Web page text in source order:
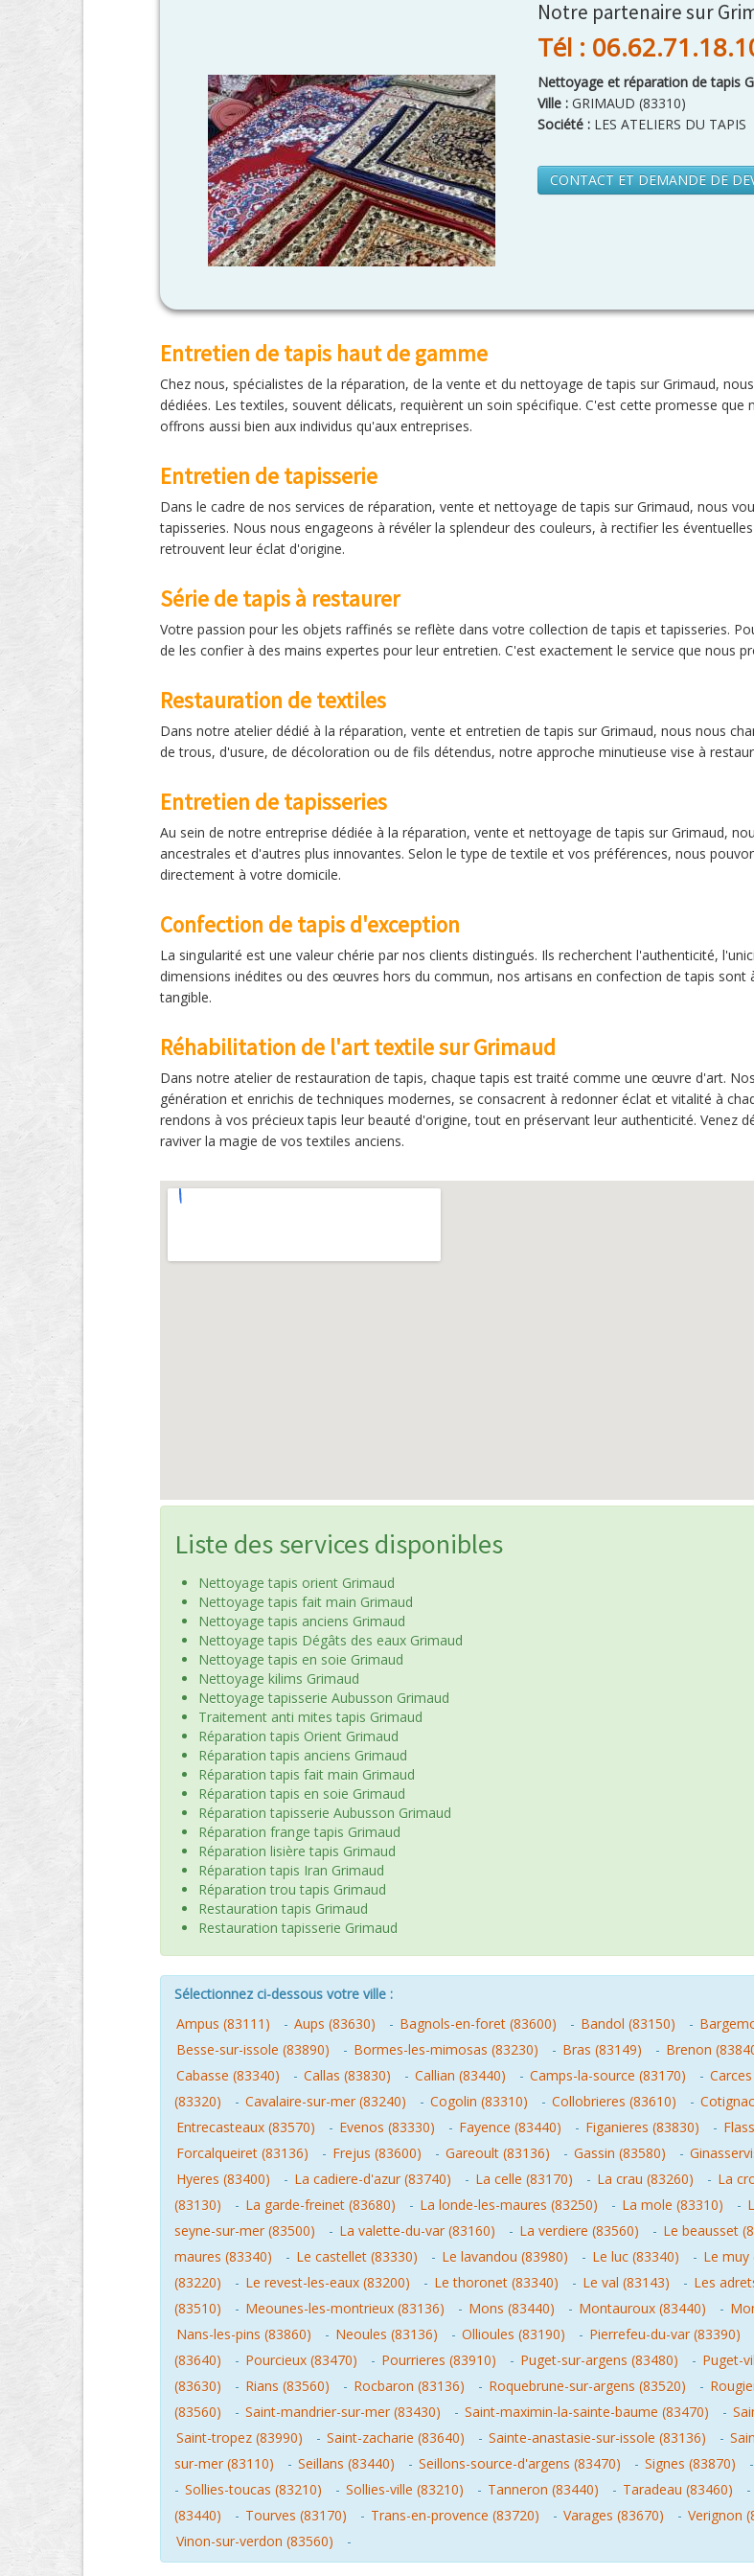
Notre partenaire sur
Tél :
Nettoyage et réparation de tapis
Ville : GRIMAUD (83310)
Société : LES ATELIERS DU TAPIS
CONTACT ET DEMANDE DE
Entretien de tapis haut de gamme
Chez nous, spécialistes de la réparation, de la vente et du nettoyage de tapis sur Grimaud,
dédiées. Les textiles, souvent délicats, requièrent un soin spécifique. C'est cette promesse
offrons aussi bien aux individus qu'aux entreprises.
Entretien de tapisserie
Dans le cadre de nos services de réparation, vente et nettoyage de tapis sur Grimaud, nous
tapisseries. Nous nous engageons à révéler la splendeur des couleurs, à rectifier les
retrouvent leur éclat d'origine.
Série de tapis à restaurer
Votre passion pour les objets raffinés se reflète dans votre collection de tapis et tapisseries.
de les confier à des mains expertes pour leur entretien. C'est exactement le service que nous
Restauration de textiles
Dans notre atelier dédié à la réparation, vente et entretien de tapis sur Grimaud, nous nous
de trous, d'usure, de décoloration ou de fils détendus, notre approche minutieuse vise à
Entretien de tapisseries
Au sein de notre entreprise dédiée à la réparation, vente et nettoyage de tapis sur Grimaud,
ancestrales et d'autres plus innovantes. Selon le type de textile et vos préférences, nous
directement à votre domicile.
Confection de tapis d'exception
La singularité est une valeur chérie par nos clients distingués. Ils recherchent l'authenticité,
dimensions inédites ou des œuvres hors du commun, nos artisans en confection de tapis
tangible.
Réhabilitation de l'art textile sur Grimaud
Dans notre atelier de restauration de tapis, chaque tapis est traité comme une œuvre d'art.
génération et enrichis de techniques modernes, se consacrent à redonner éclat et vitalité à
rendons à vos précieux tapis leur beauté d'origine, tout en préservant leur authenticité. Venez
raviver la magie de vos textiles anciens.
Liste des services disponibles
Nettoyage tapis orient Grimaud
Nettoyage tapis fait main Grimaud
Nettoyage tapis anciens Grimaud
Nettoyage tapis Dégâts des eaux Grimaud
Nettoyage tapis en soie Grimaud
Nettoyage kilims Grimaud
Nettoyage tapisserie Aubusson Grimaud
Traitement anti mites tapis Grimaud
Réparation tapis Orient Grimaud
Réparation tapis anciens Grimaud
Réparation tapis fait main Grimaud
Réparation tapis en soie Grimaud
Réparation tapisserie Aubusson Grimaud
Réparation frange tapis Grimaud
Réparation lisière tapis Grimaud
Réparation tapis Iran Grimaud
Réparation trou tapis Grimaud
Restauration tapis Grimaud
Restauration tapisserie Grimaud
Sélectionnez ci-dessous votre ville :
Ampus (83111)
- Aups (83630) - Bagnols-en-foret (83600) - Bandol (83150) -
Besse-sur-issole (83890)
- Bormes-les-mimosas (83230) - Bras (83149) - Brenon
Cabasse (83340)
- Callas (83830) - Callian (83440) - Camps-la-source (83170) -
(83320)
- Cavalaire-sur-mer (83240) - Cogolin (83310) - Collobrieres (83610) -
Entrecasteaux (83570)
- Evenos (83330) - Fayence (83440) - Figanieres (83830) -
Forcalqueiret (83136)
- Frejus (83600) - Gareoult (83136) - Gassin (83580) -
Hyeres (83400)
- La cadiere-d'azur (83740) - La celle (83170) - La crau (83260) - La
(83130)
- La garde-freinet (83680) - La londe-les-maures (83250) - La mole (83310) -
seyne-sur-mer (83500)
- La valette-du-var (83160) - La verdiere (83560) - Le beausset
maures (83340)
- Le castellet (83330) - Le lavandou (83980) - Le luc (83340) - Le muy
(83220)
- Le revest-les-eaux (83200) - Le thoronet (83340) - Le val (83143) - Les
(83510)
- Meounes-les-montrieux (83136) - Mons (83440) - Montauroux (83440) -
Nans-les-pins (83860)
- Neoules (83136) - Ollioules (83190) - Pierrefeu-du-var (83390)
(83640)
- Pourcieux (83470) - Pourrieres (83910) - Puget-sur-argens (83480) - Puget-
(83630)
- Rians (83560) - Rocbaron (83136) - Roquebrune-sur-argens (83520) -
(83560)
- Saint-mandrier-sur-mer (83430) - Saint-maximin-la-sainte-baume (83470) -
Saint-tropez (83990)
- Saint-zacharie (83640) - Sainte-anastasie-sur-issole (83136) -
sur-mer (83110)
- Seillans (83440) - Seillons-source-d'argens (83470) - Signes (83870) -
- Sollies-toucas (83210) - Sollies-ville (83210) - Tanneron (83440) - Taradeau (83460) -
(83440)
- Tourves (83170) - Trans-en-provence (83720) - Varages (83670) - Verignon
Vinon-sur-verdon (83560)
-